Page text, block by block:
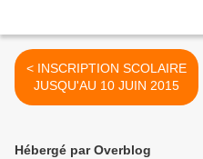
< INSCRIPTION SCOLAIRE
JUSQU'AU 10 JUIN 2015
Hébergé par Overblog